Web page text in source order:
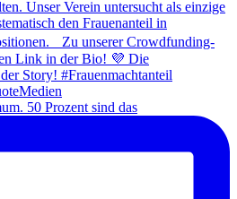
50 Prozent sind das